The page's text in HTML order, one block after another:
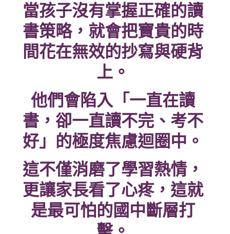
當孩子沒有掌握正確的讀
書策略，就會把寶貴的時
間花在無效的抄寫與硬背
上。
他們會陷入「一直在讀
書，卻一直讀不完、考不
好」的極度焦慮迴圈中。
這不僅消磨了學習熱情，
更讓家長看了心疼，這就
是最可怕的國中斷層打